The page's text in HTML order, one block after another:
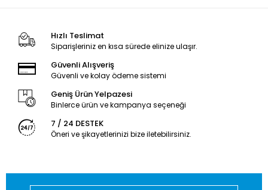
Hızlı Teslimat
Siparişleriniz en kısa sürede elinize ulaşır.
Güvenli Alışveriş
Güvenli ve kolay ödeme sistemi
Geniş Ürün Yelpazesi
Binlerce ürün ve kampanya seçeneği
7 / 24 DESTEK
Öneri ve şikayetlerinizi bize iletebilirsiniz.